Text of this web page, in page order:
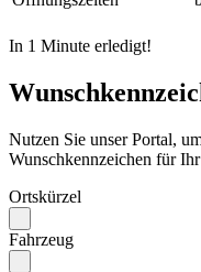
In 1 Minute erledigt!
Nutzen Sie unser Portal,
Wunschkennzeichen für
Ortskürzel
Fahrzeug